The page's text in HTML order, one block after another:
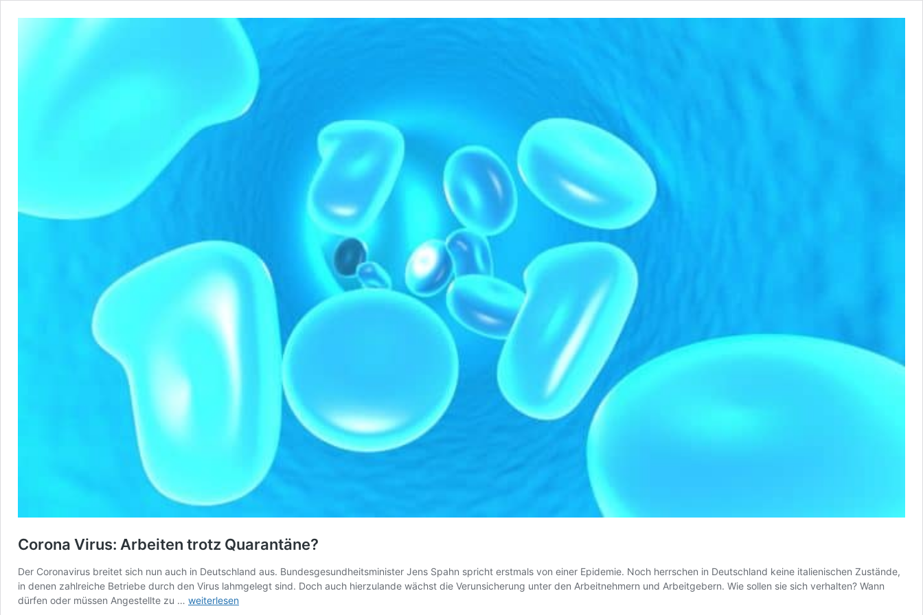
Corona Virus: Arbeiten trotz Quarantäne?
Der Coronavirus breitet sich nun auch in Deutschland aus. Bundesgesundheitsminister Jens Spahn spricht erstmals von einer Epidemie. Noch herrschen in Deutschland keine italienischen Zustände,
in denen zahlreiche Betriebe durch den Virus lahmgelegt sind. Doch auch hierzulande wächst die Verunsicherung unter den Arbeitnehmern und Arbeitgebern. Wie sollen sie sich verhalten? Wann
dürfen oder müssen Angestellte zu … Corona
weiterlesen